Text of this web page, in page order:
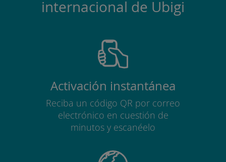
internacional de Ubigi
Activación instantánea
Reciba un código QR por correo
electrónico en cuestión de
minutos y escanéelo